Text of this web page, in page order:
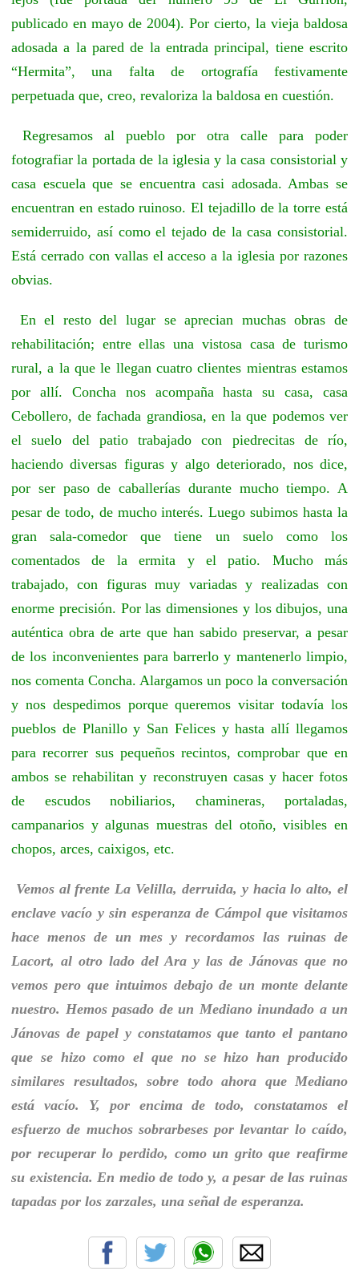
publicado en mayo de 2004). Por cierto, la vieja baldosa
adosada a la pared de la entrada principal, tiene escrito
“Hermita”, una falta de ortografía festivamente
perpetuada que, creo, revaloriza la baldosa en cuestión.
Regresamos al pueblo por otra calle para poder
fotografiar la portada de la iglesia y la casa consistorial y
casa escuela que se encuentra casi adosada. Ambas se
encuentran en estado ruinoso. El tejadillo de la torre está
semiderruido, así como el tejado de la casa consistorial.
Está cerrado con vallas el acceso a la iglesia por razones
obvias.
En el resto del lugar se aprecian muchas obras de
rehabilitación; entre ellas una vistosa casa de turismo
rural, a la que le llegan cuatro clientes mientras estamos
por allí. Concha nos acompaña hasta su casa, casa
Cebollero, de fachada grandiosa, en la que podemos ver
el suelo del patio trabajado con piedrecitas de río,
haciendo diversas figuras y algo deteriorado, nos dice,
por ser paso de caballerías durante mucho tiempo. A
pesar de todo, de mucho interés. Luego subimos hasta la
gran sala-comedor que tiene un suelo como los
comentados de la ermita y el patio. Mucho más
trabajado, con figuras muy variadas y realizadas con
enorme precisión. Por las dimensiones y los dibujos, una
auténtica obra de arte que han sabido preservar, a pesar
de los inconvenientes para barrerlo y mantenerlo limpio,
nos comenta Concha. Alargamos un poco la conversación
y nos despedimos porque queremos visitar todavía los
pueblos de Planillo y San Felices y hasta allí llegamos
para recorrer sus pequeños recintos, comprobar que en
ambos se rehabilitan y reconstruyen casas y hacer fotos
de escudos nobiliarios, chamineras, portaladas,
campanarios y algunas muestras del otoño, visibles en
chopos, arces, caixigos, etc.
Vemos al frente La Velilla, derruida, y hacia lo alto, el
enclave vacío y sin esperanza de Cámpol que visitamos
hace menos de un mes y recordamos las ruinas de
Lacort, al otro lado del Ara y las de Jánovas que no
vemos pero que intuimos debajo de un monte delante
nuestro. Hemos pasado de un Mediano inundado a un
Jánovas de papel y constatamos que tanto el pantano
que se hizo como el que no se hizo han producido
similares resultados, sobre todo ahora que Mediano
está vacío. Y, por encima de todo, constatamos el
esfuerzo de muchos sobrarbeses por levantar lo caído,
por recuperar lo perdido, como un grito que reafirme
su existencia. En medio de todo y, a pesar de las ruinas
tapadas por los zarzales, una señal de esperanza.